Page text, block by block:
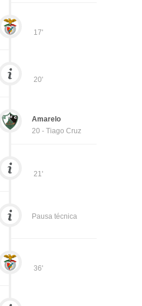
17'
20'
Amarelo
20 - Tiago Cruz
21'
Pausa técnica
36'